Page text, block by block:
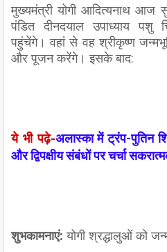
मुख्यमंत्री योगी आदित्यनाथ आज
पंडित दीनदयाल उपाध्याय पशु
पहुंचेंगे। वहां से वह श्रीकृष्ण
और पूजन करेंगे। इसके बाद:
ये भी पढ़े-अलास्का में ट्रंप-पुतिन
और द्विपक्षीय संबंधों पर चर्चा
शुभकामनाएं:योगी श्रद्धालुओं को